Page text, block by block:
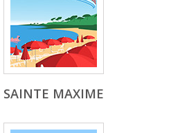
SAINTE MAXIME